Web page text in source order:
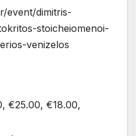
event/dimitris-
stoicheiomenoi-
venizelos
€25.00, €18.00,